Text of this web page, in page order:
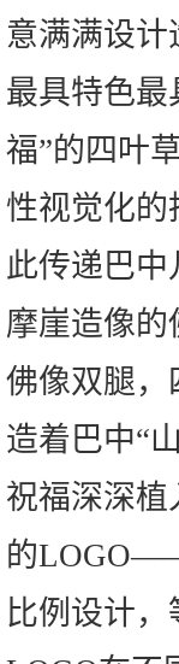
意满满设计
最具特色最
福”的四叶
性视觉化的
此传递巴中
摩崖造像
佛像双腿，
造着巴中“
祝福深深植
的
比例设计